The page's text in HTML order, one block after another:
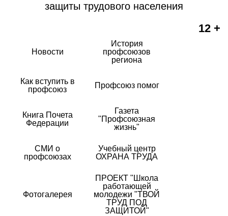
защиты трудового населения
12 +
Новости
История
профсоюзов
региона
Как вступить в
профсоюз
Профсоюз помог
Книга Почета
Федерации
Газета
"Профсоюзная
жизнь"
СМИ о
профсоюзах
Учебный центр
ОХРАНА ТРУДА
Фотогалерея
ПРОЕКТ "Школа
работающей
молодежи "ТВОЙ
ТРУД ПОД
ЗАЩИТОЙ"